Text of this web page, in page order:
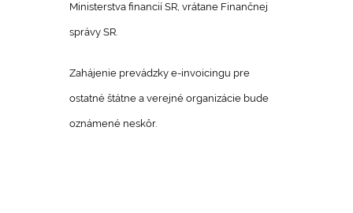
Ministerstva financií SR, vrátane Finančnej
správy SR.
Zahájenie prevádzky e-invoicingu pre
ostatné štátne a verejné organizácie bude
oznámené neskôr.